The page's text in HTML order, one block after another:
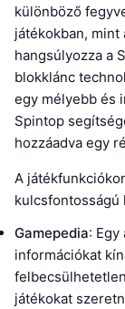
különböző
játékokban, mint
hangsúlyozza a
blokklánc
egy mélyebb és
Spintop
hozzáadva egy
A
kulcsfontosságú
Gamepedia:
információkat
játékokat